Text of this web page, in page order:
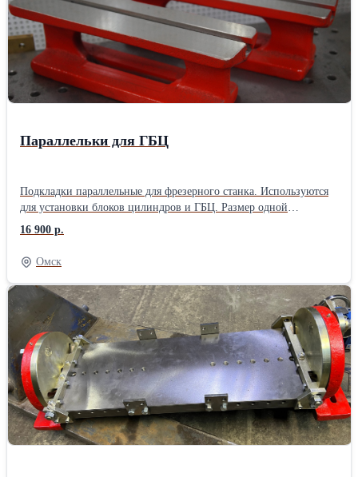
Параллельки для ГБЦ
Подкладки параллельные для фрезерного станка. Используются
для установки блоков цилиндров и ГБЦ. Размер одной
параллельки: 0,4х0,1х0,12 м. Масса одной параллельки: 12 кг.
Материал изготовления: чугун
16 900 р.
Омск